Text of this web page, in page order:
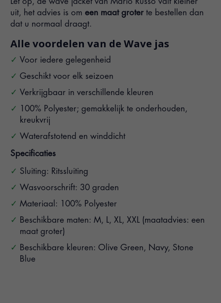
uit, het advies is omeen maat groter te bestellen dan
dat u normaal draagt.
Alle voordelen van de Wave jas
Voor iedere gelegenheid
Geschikt voor elk seizoen
Verkrijgbaar in verschillende kleuren
100% Polyester; gemakkelijk te onderhouden,
kreukvrij
Waterafstotend en winddicht
Specificaties
Sluiting: Ritssluiting
Wasvoorschrift: 30 graden
Materiaal: 100% Polyester
Beschikbare maten: M, L, XL, XXL (maatadvies: een
maat groter)
Beschikbare kleuren: Olive Green, Navy, Stone
Blue